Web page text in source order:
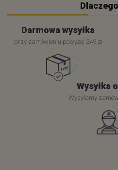
Darmowa wysyłka
przy zamówieniu powyżej 249 zł
Wysyłka
Wysyłamy